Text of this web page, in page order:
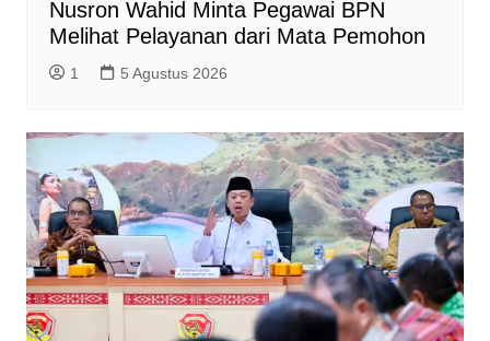
Nusron Wahid Minta Pegawai BPN
Melihat Pelayanan dari Mata Pemohon
1 5 Agustus 2026